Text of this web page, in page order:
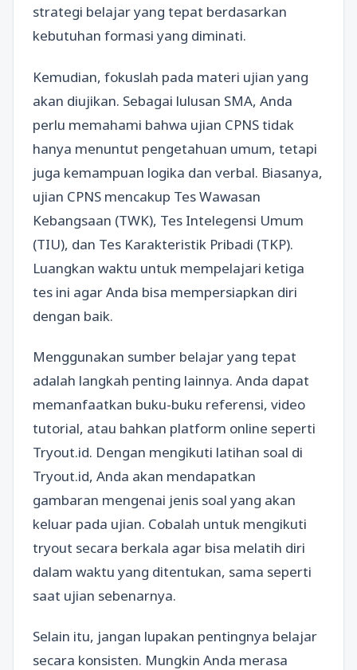
strategi belajar yang tepat berdasarkan
kebutuhan formasi yang diminati.
Kemudian, fokuslah pada materi ujian yang
akan diujikan. Sebagai lulusan SMA, Anda
perlu memahami bahwa ujian CPNS tidak
hanya menuntut pengetahuan umum, tetapi
juga kemampuan logika dan verbal. Biasanya,
ujian CPNS mencakup Tes Wawasan
Kebangsaan (TWK), Tes Intelegensi Umum
(TIU), dan Tes Karakteristik Pribadi (TKP).
Luangkan waktu untuk mempelajari ketiga
tes ini agar Anda bisa mempersiapkan diri
dengan baik.
Menggunakan sumber belajar yang tepat
adalah langkah penting lainnya. Anda dapat
memanfaatkan buku-buku referensi, video
tutorial, atau bahkan platform online seperti
Tryout.id. Dengan mengikuti latihan soal di
Tryout.id, Anda akan mendapatkan
gambaran mengenai jenis soal yang akan
keluar pada ujian. Cobalah untuk mengikuti
tryout secara berkala agar bisa melatih diri
dalam waktu yang ditentukan, sama seperti
saat ujian sebenarnya.
Selain itu, jangan lupakan pentingnya belajar
secara konsisten. Mungkin Anda merasa